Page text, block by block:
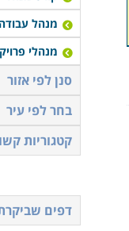
מנהל
מנהלי
סנן לפי אזור
בחר לפי עיר
קטגוריות
דפים